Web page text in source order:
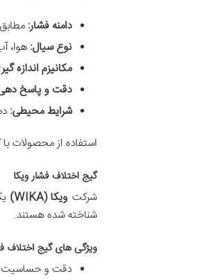
دامنه فشار:
نوع سیال: هوا،
مکانیزم اندازه
دقت و پاسخ
شرایط محیطی:
استفاده از محصولات
گیج اختلاف فشار ویکا
شرکت ویکا (WIKA)
شناخته شده هستند.
ویژگی های گیج اختلاف
دقت و حساسیت